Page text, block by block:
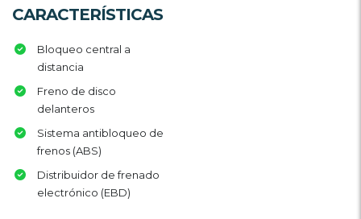
CARACTERÍSTICAS
Bloqueo central a
distancia
Freno de disco
delanteros
Sistema antibloqueo de
frenos (ABS)
Distribuidor de frenado
electrónico (EBD)